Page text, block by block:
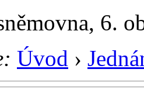
6.
Úvod ›